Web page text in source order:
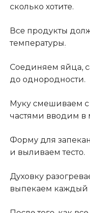
сколько хотите.
Все продукты
температуры.
Соединяем яйца,
до однородности.
Муку смешиваем
частями вводим в
Форму для
и выливаем тесто.
Духовку
выпекаем каждый